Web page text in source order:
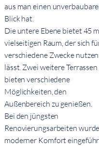
aus man einen
Blick hat.
Die untere Ebene bietet 45
vielseitigen Raum, der sich
verschiedene Zwecke nutzen
lässt. Zwei weitere Terrassen
bieten verschiedene
Möglichkeiten, den
Außenbereich zu genießen.
Bei den jüngsten
Renovierungsarbeiten wurde
moderner Komfort